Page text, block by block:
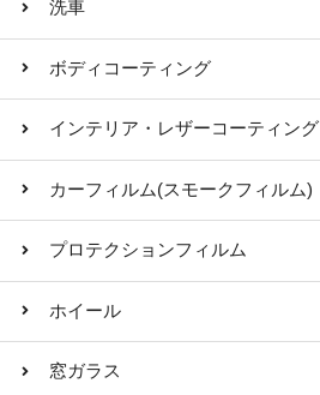
洗車
ボディコーティング
インテリア・レザーコーティング
カーフィルム(スモークフィルム)
プロテクションフィルム
ホイール
窓ガラス